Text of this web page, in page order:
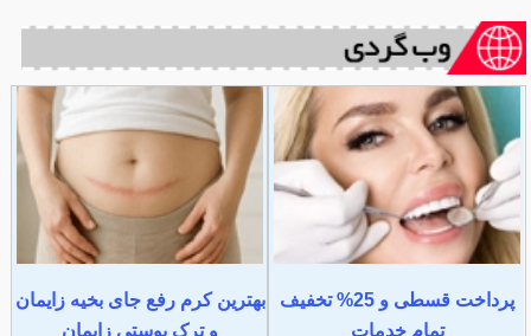
پرداخت قسطی و 25% تخفیف
تمام خدمات
بهترین کرم رفع جای بخیه زایمان
و ترک پوستی زایمان